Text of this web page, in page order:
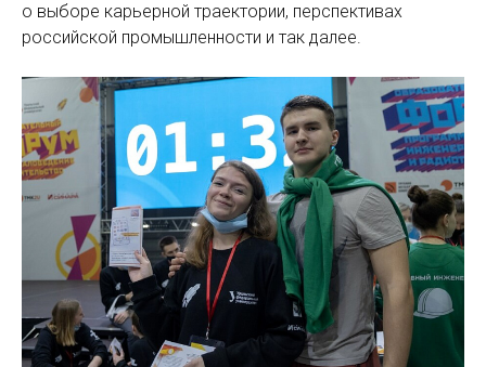
о выборе карьерной траектории, перспективах
российской промышленности и так далее.